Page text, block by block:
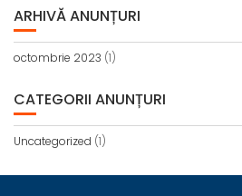
ARHIVĂ ANUNȚURI
octombrie 2023 (1)
CATEGORII ANUNȚURI
Uncategorized (1)